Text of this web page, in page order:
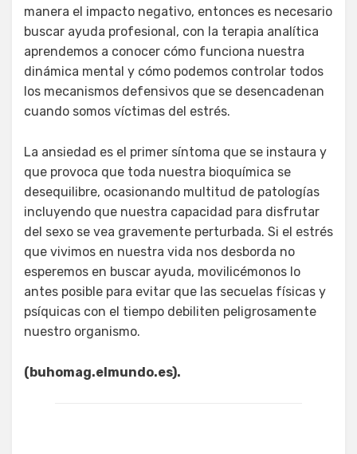
manera el impacto negativo, entonces es necesario
buscar ayuda profesional, con la terapia analítica
aprendemos a conocer cómo funciona nuestra
dinámica mental y cómo podemos controlar todos
los mecanismos defensivos que se desencadenan
cuando somos víctimas del estrés.
La ansiedad es el primer síntoma que se instaura y
que provoca que toda nuestra bioquímica se
desequilibre, ocasionando multitud de patologías
incluyendo que nuestra capacidad para disfrutar
del sexo se vea gravemente perturbada. Si el estrés
que vivimos en nuestra vida nos desborda no
esperemos en buscar ayuda, movilicémonos lo
antes posible para evitar que las secuelas físicas y
psíquicas con el tiempo debiliten peligrosamente
nuestro organismo.
(buhomag.elmundo.es).